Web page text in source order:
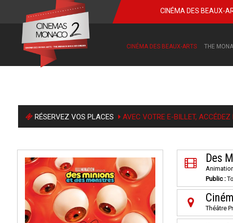
CINÉMA DES BEAUX-
CINÉMA DES BEAUX-ARTS THE
RÉSERVEZ VOS PLACES AVEC VOTRE E-BILLET,
Des
Public :
Théâtre